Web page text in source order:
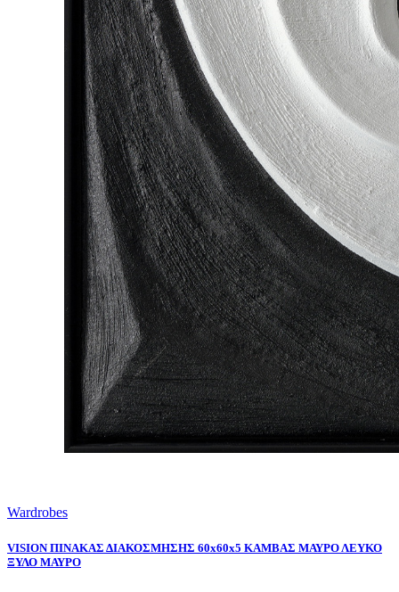
Wardrobes
VISION ΠΙΝΑΚΑΣ ΔΙΑΚΟΣΜΗΣΗΣ 60x60x5 ΚΑΜΒΑΣ ΜΑΥΡΟ ΛΕΥΚΟ
ΞΥΛΟ ΜΑΥΡΟ